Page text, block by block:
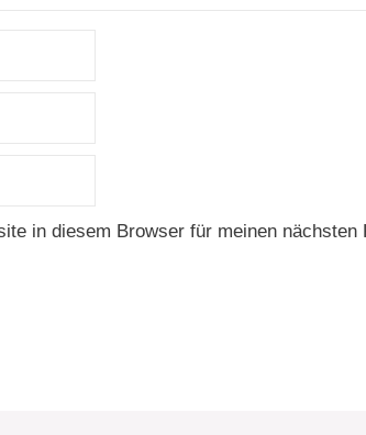
in diesem Browser für meinen nächsten